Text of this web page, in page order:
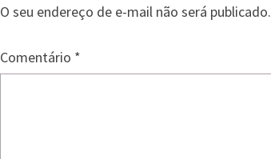
O seu endereço de e-mail não será publicado.
Comentário *